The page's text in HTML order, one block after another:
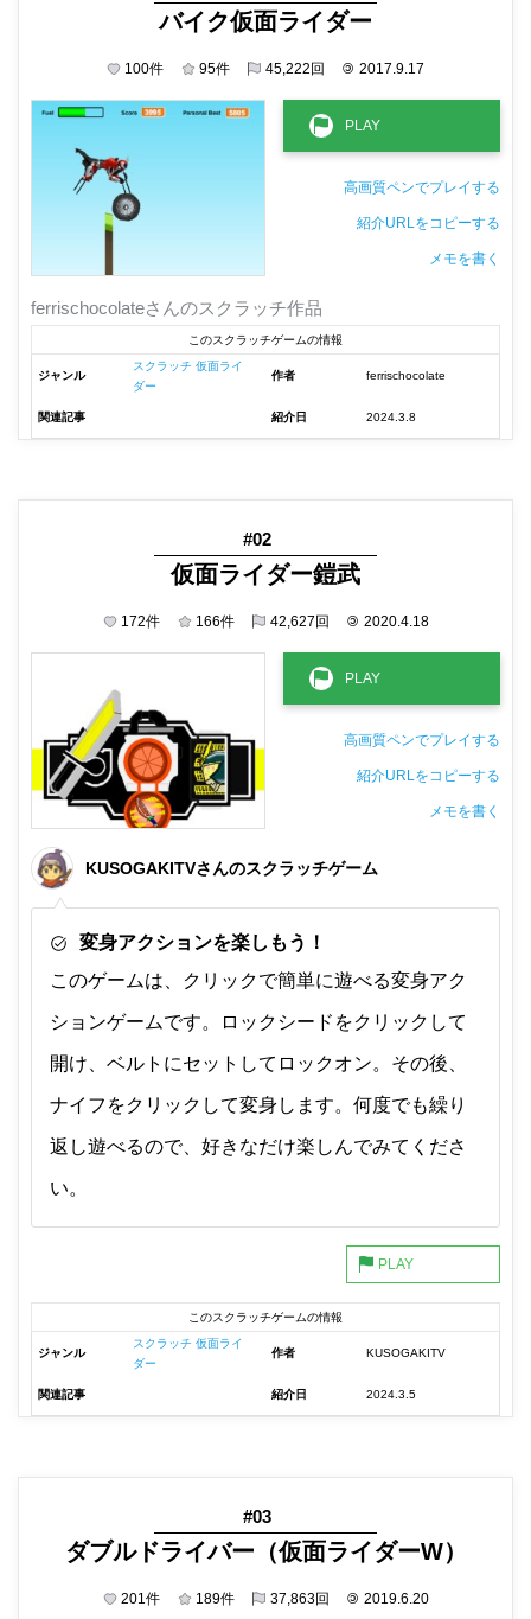
バイク仮面ライダー
100件 95件 45,222 回 © 2017.9.17
高画質ペンでプレイする
紹介URLをコピーする
メモを書く
ferrischocolateさんのスクラッチ作品
このスクラッチゲームの情報
ジャンル
スクラッチ 仮面ライ
ダー
作者 ferrischocolate
関連記事 紹介日 2024.3.8
#02
仮面ライダー鎧武
172件 166件 42,627 回 © 2020.4.18
高画質ペンでプレイする
紹介URLをコピーする
メモを書く
KUSOGAKITVさんのスクラッチゲーム
変身アクションを楽しもう！
このゲームは、クリックで簡単に遊べる変身アク
ションゲームです。ロックシードをクリックして
開け、ベルトにセットしてロックオン。その後、
ナイフをクリックして変身します。何度でも繰り
返し遊べるので、好きなだけ楽しんでみてくださ
い。
このスクラッチゲームの情報
ジャンル
スクラッチ 仮面ライ
ダー
作者 KUSOGAKITV
関連記事 紹介日 2024.3.5
#03
ダブルドライバー（仮面ライダーW）
201件 189件 37,863回 © 2019.6.20